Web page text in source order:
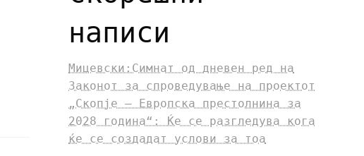
написи
Мицевски:Симнат од дневен ред на
Законот за спроведување на проектот
„Скопје – Европска престолнина за
2028 година“: Ќе се разгледува кога
ќе се создадат услови за тоа